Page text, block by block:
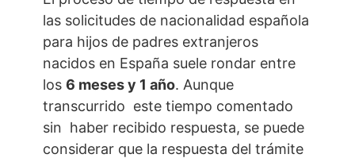
las solicitudes de nacionalidad española
para hijos de padres extranjeros
nacidos en España suele rondar entre
los 6 meses y 1 año. Aunque
transcurrido este tiempo comentado
sin haber recibido respuesta, se puede
considerar que la respuesta del trámite